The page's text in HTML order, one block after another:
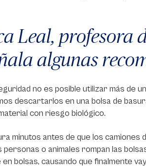
Leal, profesora
algunas
no es posible utilizar más de
descartarlos en una bolsa de
con riesgo biológico.
minutos antes de que los camiones
o animales rompan las
bolsas, causando que finalmente